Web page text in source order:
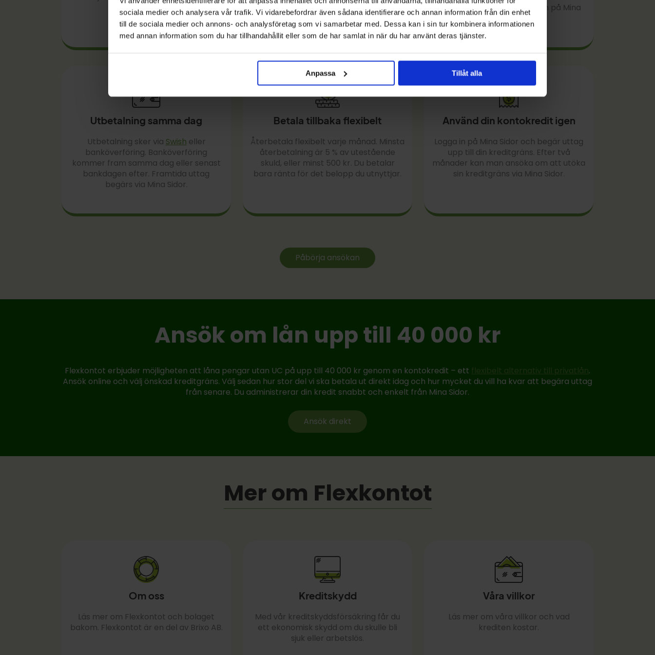
sociala medier och analysera vår trafik. Vi vidarebefordrar även sådana identifierare och annan information från din enhet
till de sociala medier och annons- och analysföretag som vi samarbetar med. Dessa kan i sin tur kombinera informationen
med annan information som du har tillhandahållit eller som de har samlat in när du har använt deras tjänster.
Anpassa Tillåt alla
lån är utan UC.
godkännande kan du logga in på Mina
Sidor.
Utbetalning samma dag
Utbetalning sker via Swish eller
banköverföring. Banköverföring
kommer fram samma dag eller senast
bankdagen efter. Framtida uttag
begärs via Mina Sidor.
Betala tillbaka flexibelt
Återbetala flexibelt varje månad. Minsta
återbetalning är 5 % av utestående
skuld, eller minst 500 kr. Du betalar
bara ränta för det belopp du utnyttjar.
Använd din kontokredit igen
Logga in på Mina Sidor och begär uttag
upp till din kreditgräns. Efter två
månader kan man ansöka om att utöka
sin kreditgräns via Mina Sidor.
Påbörja ansökan
Ansök om lån upp till 40 000 kr
Flexkontot erbjuder möjligheten att låna pengar utan UC på upp till 40 000 kr genom en kontokredit – ett flexibelt alternativ till privatlån.
Ansök online och välj önskad kreditgräns. Välj sedan hur stor del vi ska betala ut direkt idag och hur mycket du vill ha kvar att begära uttag
från senare. Du administrerar din kredit snabbt och enkelt från Mina Sidor.
Ansök direkt
Mer om Flexkontot
Om oss
Läs mer om Flexkontot och bolaget
bakom. Flexkontot är en del av Brixo AB.
Kreditskydd
Med vår kreditskyddsförsäkring får du
ett ekonomisk skydd om du skulle bli
sjuk eller arbetslös.
Våra villkor
Läs mer om våra villkor och vad
krediten kostar.